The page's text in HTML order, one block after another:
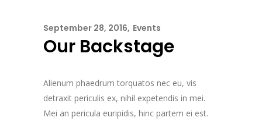
September 28, 2016 Events
Our Backstage
Alienum phaedrum torquatos nec eu, vis
detraxit periculis ex, nihil expetendis in mei.
Mei an pericula euripidis, hinc partem ei est.